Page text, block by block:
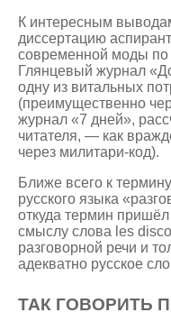
К интересным
диссертацию
современной моды по
Глянцевый журнал
одну из витальных
(преимущественно
журнал «7 дней»,
читателя, — как
через милитари-код).
Ближе всего к
русского языка
откуда термин пришёл
смыслу слова les
разговорной речи и
адекватно русское
ТАК ГОВОРИТЬ